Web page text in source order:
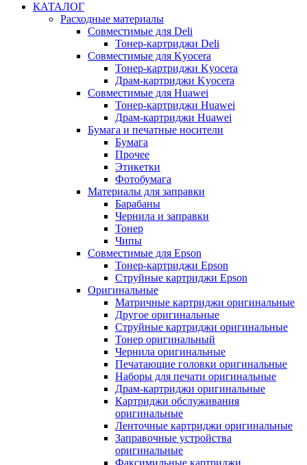
КАТАЛОГ
Расходные материалы
Совместимые для Deli
Тонер-картриджи Deli
Совместимые для Kyocera
Тонер-картриджи Kyocera
Драм-картриджи Kyocera
Совместимые для Huawei
Тонер-картриджи Huawei
Драм-картриджи Huawei
Бумага и печатные носители
Бумага
Прочее
Этикетки
Фотобумага
Материалы для заправки
Барабаны
Чернила и заправки
Тонер
Чипы
Совместимые для Epson
Тонер-картриджи Epson
Струйные картриджи Epson
Оригинальные
Матричные картриджи оригинальные
Другое оригинальные
Струйные картриджи оригинальные
Тонер оригинальный
Чернила оригинальные
Печатающие головки оригинальные
Наборы для печати оригинальные
Драм-картриджи оригинальные
Картриджи обслуживания
оригинальные
Ленточные картриджи оригинальные
Заправочные устройства
оригинальные
Факсимильные картриджи